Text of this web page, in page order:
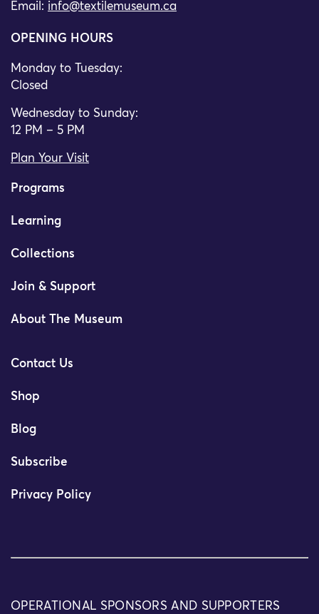
Email: info@textilemuseum.ca
OPENING HOURS
Monday to Tuesday:
Closed
Wednesday to Sunday:
12 PM – 5 PM
Plan Your Visit
Programs
Learning
Collections
Join & Support
About The Museum
Contact Us
Shop
Blog
Subscribe
Privacy Policy
OPERATIONAL SPONSORS AND SUPPORTERS